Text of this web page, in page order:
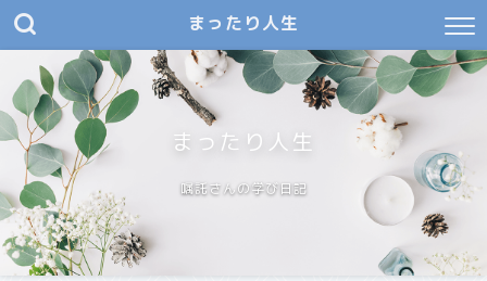
まったり人生
まったり人生
嘱託さんの学び日記